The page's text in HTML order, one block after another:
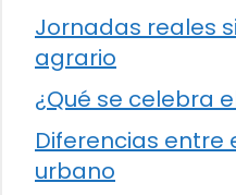
Jornadas reales
agrario
¿Qué se celebra
Diferencias entre
urbano